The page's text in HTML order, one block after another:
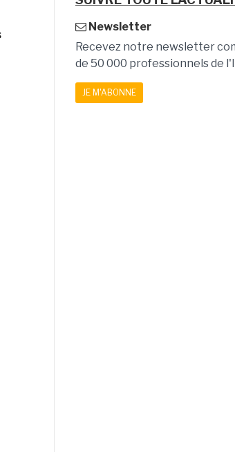
Newsletter
Recevez notre newsletter
de 50 000 professionnels de
JE M'ABONNE